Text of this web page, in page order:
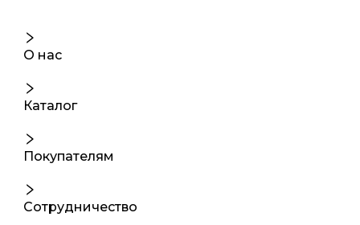
О нас
Каталог
Покупателям
Сотрудничество